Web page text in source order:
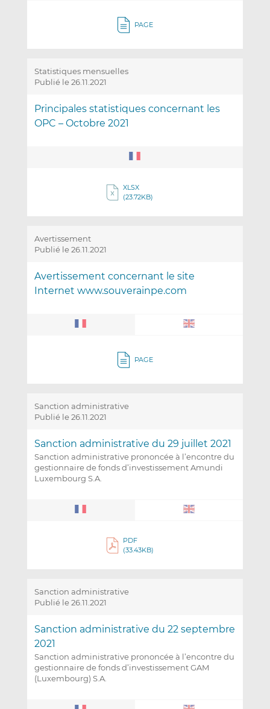
PAGE
Statistiques mensuelles
Publié le 26.11.2021
Principales statistiques concernant les
OPC – Octobre 2021
XLSX
(23.72KB)
Avertissement
Publié le 26.11.2021
Avertissement concernant le site
Internet www.souverainpe.com
PAGE
Sanction administrative
Publié le 26.11.2021
Sanction administrative du 29 juillet 2021
Sanction administrative prononcée à l’encontre du
gestionnaire de fonds d’investissement Amundi
Luxembourg S.A.
PDF
(33.43KB)
Sanction administrative
Publié le 26.11.2021
Sanction administrative du 22 septembre
2021
Sanction administrative prononcée à l’encontre du
gestionnaire de fonds d’investissement GAM
(Luxembourg) S.A.